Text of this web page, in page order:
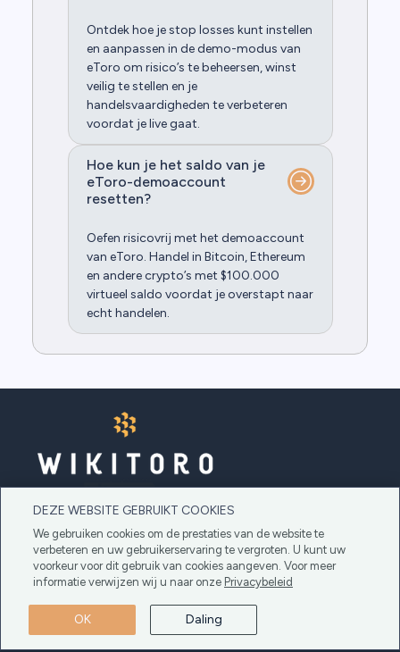
Ontdek hoe je stop losses kunt instellen
en aanpassen in de demo-modus van
eToro om risico’s te beheersen, winst
veilig te stellen en je
handelsvaardigheden te verbeteren
voordat je live gaat.
Hoe kun je het saldo van je
eToro-demoaccount
resetten?
Oefen risicovrij met het demoaccount
van eToro. Handel in Bitcoin, Ethereum
en andere crypto’s met $100.000
virtueel saldo voordat je overstapt naar
echt handelen.
DEZE WEBSITE GEBRUIKT COOKIES
We gebruiken cookies om de prestaties van de website te
verbeteren en uw gebruikerservaring te vergroten. U kunt uw
voorkeur voor dit gebruik van cookies aangeven. Voor meer
informatie verwijzen wij u naar onze Privacybeleid
OK Daling
Welkom bij Wikitoro, uw go-to gids voor het
beheersen van eToro van begin tot eind. Ons
ervaren team van specialisten biedt diepgaande
analyses.